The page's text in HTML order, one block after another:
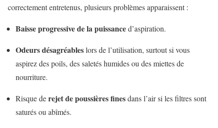
correctement entretenus, plusieurs problèmes apparaissent :
Baisse progressive de la puissanced’aspiration.
Odeurs désagréableslors de l’utilisation, surtout si vous
aspirez des poils, des saletés humides ou des miettes de
nourriture.
Risque derejet de poussières finesdans l’air si les filtres sont
saturés ou abîmés.